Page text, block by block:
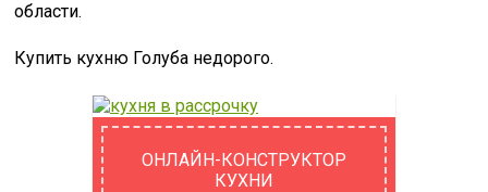
области.
Купить кухню Голуба недорого.
ОНЛАЙН-КОНСТРУКТОР
КУХНИ